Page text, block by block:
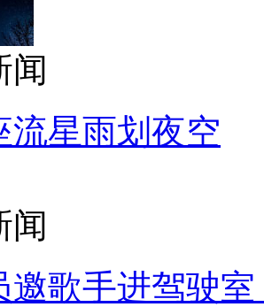
闻
流星雨划夜空
闻
邀歌手进驾驶